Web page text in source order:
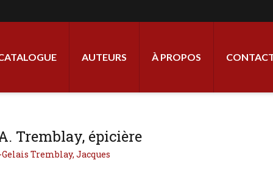
AUTEURS À PROPOS
Tremblay, épicière
Tremblay, Jacques